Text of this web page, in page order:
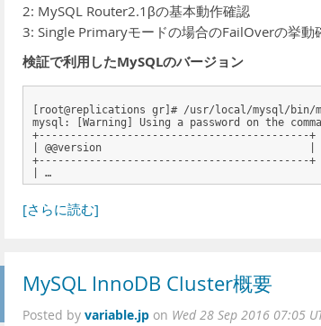
2: MySQL Router2.1βの基本動作確認
3: Single Primaryモードの場合のFailOverの挙動
検証で利用したMySQLのバージョン
[root@replications gr]# /usr/local/mysql/bin/
mysql: [Warning] Using a password on the
+-------------------------------------------+
| @@version                                 |
+-------------------------------------------+
| …
[さらに読む]
MySQL InnoDB Cluster概要
Posted by variable.jp on Wed 28 Sep 2016 07:05